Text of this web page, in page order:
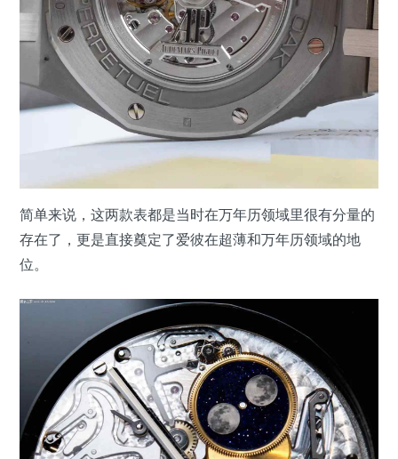
简单来说，这两款表都是当时在万年历领域里很有分量的
存在了，更是直接奠定了爱彼在超薄和万年历领域的地
位。